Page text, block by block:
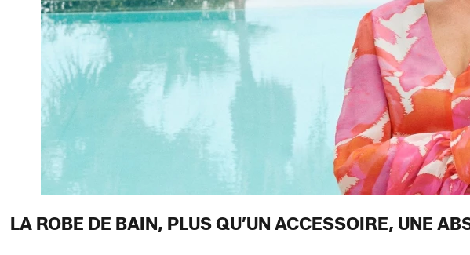
LA ROBE DE BAIN, PLUS QU’UN ACCESSOIRE, UNE